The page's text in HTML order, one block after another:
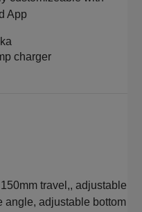
App
charger
travel,, adjustable
angle, adjustable bottom